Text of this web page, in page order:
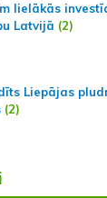
lielākās
Latvijā (2)
Liepājas
(2)